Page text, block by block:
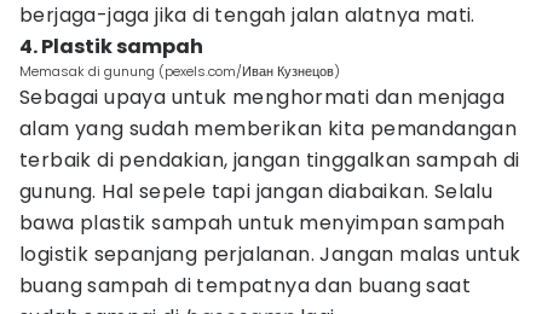
berjaga-jaga jika di tengah jalan alatnya mati.
4. Plastik sampah
Memasak di gunung (pexels.com/Иван Кузнецов)
Sebagai upaya untuk menghormati dan menjaga
alam yang sudah memberikan kita pemandangan
terbaik di pendakian, jangan tinggalkan sampah di
gunung. Hal sepele tapi jangan diabaikan. Selalu
bawa plastik sampah untuk menyimpan sampah
logistik sepanjang perjalanan. Jangan malas untuk
buang sampah di tempatnya dan buang saat